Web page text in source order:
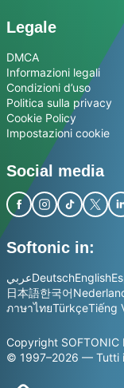
Legale
DMCA
Informazioni legali
Condizioni d’uso
Politica sulla privacy
Cookie Policy
Impostazioni cookie
Social media
Softonic in:
عربيDeutschEnglish
日本語한국어
ภาษาไทยTürkçeTiếng
Copyright SOFTONIC
© 1997–2026 — Tutti